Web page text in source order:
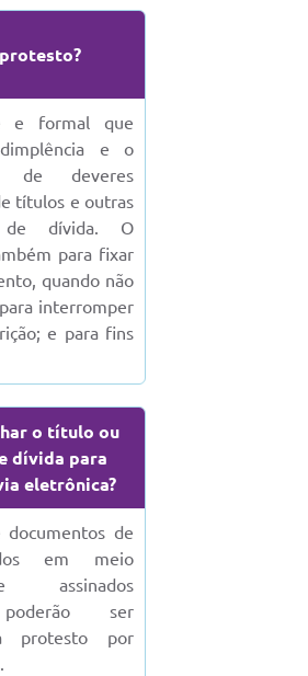
Lei n° 5.205/21
Diretor
seletiva
disponíveis
Cooperativa
e formal que
e o
de deveres
títulos e outras
de dívida. O
para fixar
quando não
interromper
e para fins
o título ou
dívida para
eletrônica?
de
em meio
assinados
ser
protesto por